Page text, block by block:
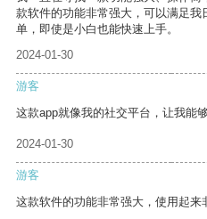
款软件的功能非常强大，可以满足
单，即使是小白也能快速上手。
2024-01-30
游客
这款app就像我的社交平台，让我能
2024-01-30
游客
这款软件的功能非常强大，使用起来